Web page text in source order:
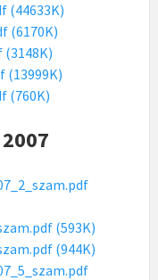
(44633K)
(6170K)
(13999K)
(760K)
(593K)
(944K)